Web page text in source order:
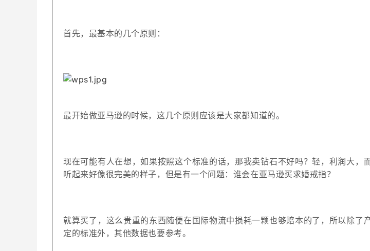
首先，最基本的几个原则：
最开始做亚马逊的时候，这几个原则应该是大家都知道的。
现在可能有人在想，如果按照这个标准的话，那我卖钻石不好吗？轻，利润大，
听起来好像很完美的样子，但是有一个问题：谁会在亚马逊买求婚戒指？
就算买了，这么贵重的东西随便在国际物流中损耗一颗也够赔本的了，所以除了
定的标准外，其他数据也要参考。